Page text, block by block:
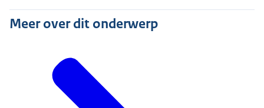
Meer over dit onderwerp